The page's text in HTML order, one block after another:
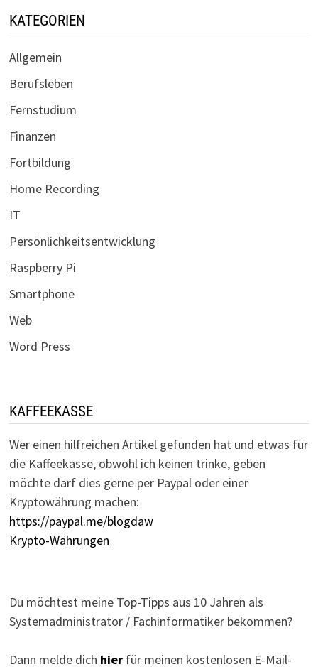
KATEGORIEN
Allgemein
Berufsleben
Fernstudium
Finanzen
Fortbildung
Home Recording
IT
Persönlichkeitsentwicklung
Raspberry Pi
Smartphone
Web
Word Press
KAFFEEKASSE
Wer einen hilfreichen Artikel gefunden hat und etwas für
die Kaffeekasse, obwohl ich keinen trinke, geben
möchte darf dies gerne per Paypal oder einer
Kryptowährung machen:
https://paypal.me/blogdaw
Krypto-Währungen
Du möchtest meine Top-Tipps aus 10 Jahren als
Systemadministrator / Fachinformatiker bekommen?
Dann melde dich hierfür meinen kostenlosen E-Mail-